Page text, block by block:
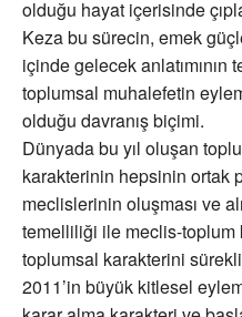
olduğu hayat içerisinde
Keza bu sürecin, emek
içinde gelecek anlatımının
toplumsal muhalefetin
olduğu davranış biçimi.
Dünyada bu yıl oluşan
karakterinin hepsinin ortak
meclislerinin oluşması ve
temelliliği ile meclis-toplum
toplumsal karakterini
2011’in büyük kitlesel